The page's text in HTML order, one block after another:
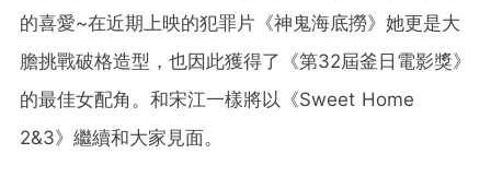
的喜愛~在近期上映的犯罪片《神鬼海底撈》她更是大
膽挑戰破格造型，也因此獲得了《第32屆釜日電影獎》
的最佳女配角。和宋江一樣將以《Sweet Home
2&3》繼續和大家見面。